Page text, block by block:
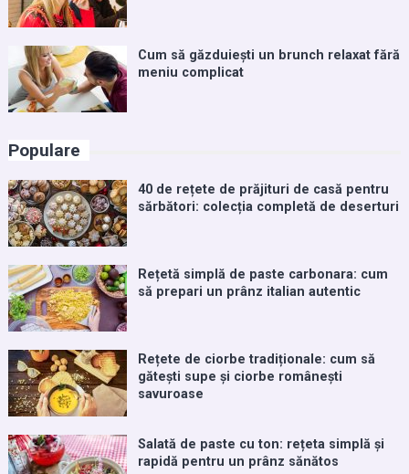
Cum să găzduiești un brunch relaxat fără
meniu complicat
Populare
40 de rețete de prăjituri de casă pentru
sărbători: colecția completă de deserturi
Rețetă simplă de paste carbonara: cum
să prepari un prânz italian autentic
Rețete de ciorbe tradiționale: cum să
gătești supe și ciorbe românești
savuroase
Salată de paste cu ton: rețeta simplă și
rapidă pentru un prânz sănătos